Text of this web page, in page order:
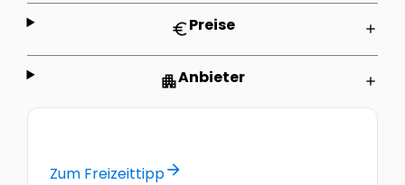
euroPreise add
apartmentAnbieter add
Zum Freizeittipparrow_forward